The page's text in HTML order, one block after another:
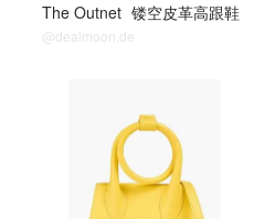
The Outnet 镂空皮革高跟鞋
@dealmoon.de